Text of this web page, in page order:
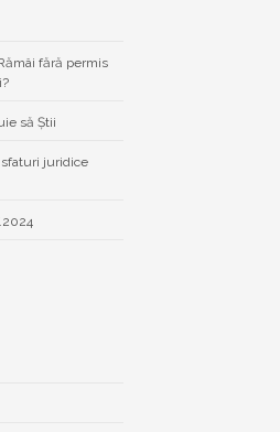
fără permis
să Știi
sfaturi juridice